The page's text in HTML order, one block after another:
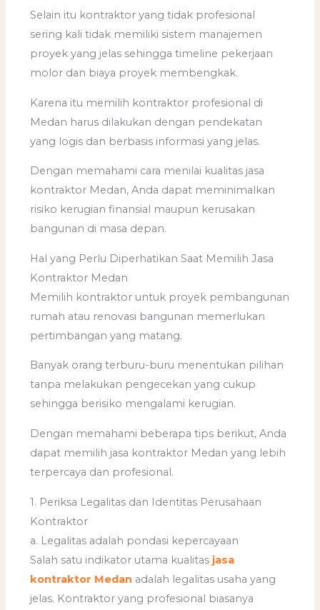
Selain itu kontraktor yang tidak profesional
sering kali tidak memiliki sistem manajemen
proyek yang jelas sehingga timeline pekerjaan
molor dan biaya proyek membengkak.
Karena itu memilih kontraktor profesional di
Medan harus dilakukan dengan pendekatan
yang logis dan berbasis informasi yang jelas.
Dengan memahami cara menilai kualitas jasa
kontraktor Medan, Anda dapat meminimalkan
risiko kerugian finansial maupun kerusakan
bangunan di masa depan.
Hal yang Perlu Diperhatikan Saat Memilih Jasa
Kontraktor Medan
Memilih kontraktor untuk proyek pembangunan
rumah atau renovasi bangunan memerlukan
pertimbangan yang matang.
Banyak orang terburu-buru menentukan pilihan
tanpa melakukan pengecekan yang cukup
sehingga berisiko mengalami kerugian.
Dengan memahami beberapa tips berikut, Anda
dapat memilih jasa kontraktor Medan yang lebih
terpercaya dan profesional.
1. Periksa Legalitas dan Identitas Perusahaan
Kontraktor
a. Legalitas adalah pondasi kepercayaan
Salah satu indikator utama kualitas jasa
kontraktor Medan adalah legalitas usaha yang
jelas. Kontraktor yang profesional biasanya